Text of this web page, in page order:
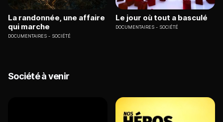
La randonnée, une affaire
qui marche
DOCUMENTAIRES SOCIÉTÉ
Le jour où tout a basculé
DOCUMENTAIRES SOCIÉTÉ
Société à venir